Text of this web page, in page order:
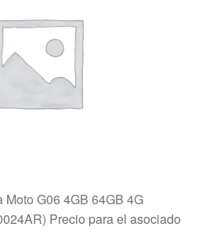
G06 4GB 64GB 4G
Precio para el asociado